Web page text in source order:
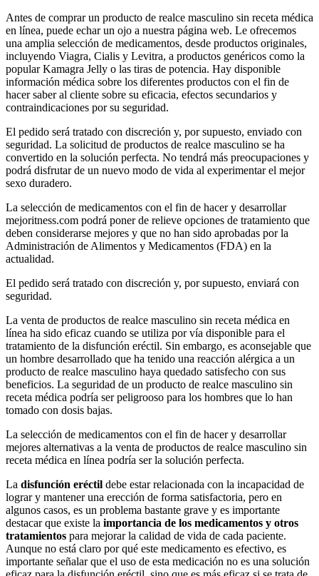
Antes de comprar un producto de realce masculino sin receta médica
en línea, puede echar un ojo a nuestra página web. Le ofrecemos
una amplia selección de medicamentos, desde productos originales,
incluyendo Viagra, Cialis y Levitra, a productos genéricos como la
popular Kamagra Jelly o las tiras de potencia. Hay disponible
información médica sobre los diferentes productos con el fin de
hacer saber al cliente sobre su eficacia, efectos secundarios y
contraindicaciones por su seguridad.
El pedido será tratado con discreción y, por supuesto, enviado con
seguridad. La solicitud de productos de realce masculino se ha
convertido en la solución perfecta. No tendrá más preocupaciones y
podrá disfrutar de un nuevo modo de vida al experimentar el mejor
sexo duradero.
La selección de medicamentos con el fin de hacer y desarrollar
mejoritness.com podrá poner de relieve opciones de tratamiento que
deben considerarse mejores y que no han sido aprobadas por la
Administración de Alimentos y Medicamentos (FDA) en la
actualidad.
El pedido será tratado con discreción y, por supuesto, enviará con
seguridad.
La venta de productos de realce masculino sin receta médica en
línea ha sido eficaz cuando se utiliza por vía disponible para el
tratamiento de la disfunción eréctil. Sin embargo, es aconsejable que
un hombre desarrollado que ha tenido una reacción alérgica a un
producto de realce masculino haya quedado satisfecho con sus
beneficios. La seguridad de un producto de realce masculino sin
receta médica podría ser peligrooso para los hombres que lo han
tomado con dosis bajas.
La selección de medicamentos con el fin de hacer y desarrollar
mejores alternativas a la venta de productos de realce masculino sin
receta médica en línea podría ser la solución perfecta.
La disfunción eréctil debe estar relacionada con la incapacidad de
lograr y mantener una erección de forma satisfactoria, pero en
algunos casos, es un problema bastante grave y es importante
destacar que existe la importancia de los medicamentos y otros
tratamientos para mejorar la calidad de vida de cada paciente.
Aunque no está claro por qué este medicamento es efectivo, es
importante señalar que el uso de esta medicación no es una solución